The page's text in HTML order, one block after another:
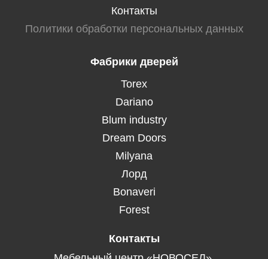
Контакты
Политики обработки персональных данных
Фабрики дверей
Torex
Dariano
Blum industry
Dream Doors
Milyana
Лорд
Bonaveri
Forest
Контакты